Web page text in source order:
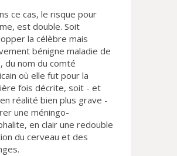
ce cas, le risque pour
est double. Soit
la célèbre mais
bénigne maladie de
du nom du comté
où elle fut pour la
fois décrite, soit - et
réalité bien plus grave -
une méningo-
en clair une redouble
du cerveau et des